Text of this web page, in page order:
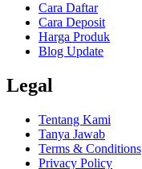
Cara Daftar
Cara Deposit
Harga Produk
Blog Update
Legal
Tentang Kami
Tanya Jawab
Terms & Conditions
Privacy Policy